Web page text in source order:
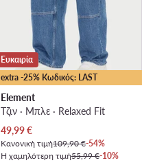
extra -25% Κωδικός: LAST
Ευκαιρία
Element
Τζιν · Μπλε · Relaxed Fit
Τρέχουσα τιμή
49,99€
Κανονική τιμή109,90 €-54%
Η χαμηλότερη τιμή55,99 €-10%